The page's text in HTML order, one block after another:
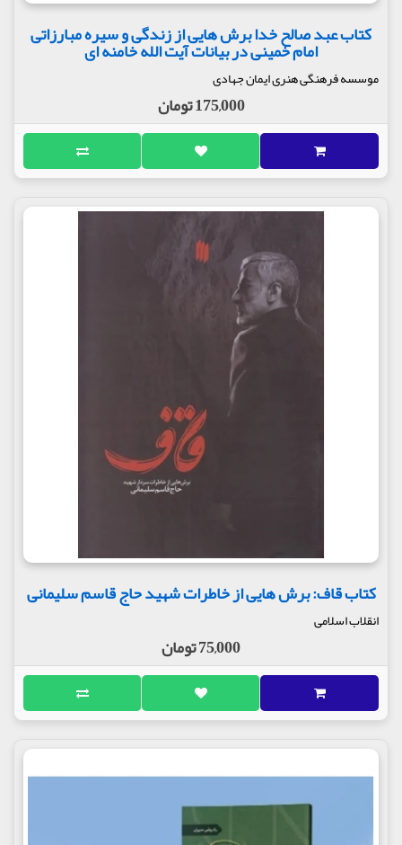
کتاب عبد صالح خدا برش هایی از زندگی و سیره مبارزاتی
امام خمینی در بیانات آیت الله خامنه ای
موسسه فرهنگی هنری ایمان جهادی
175,000 تومان
کتاب قاف: برش هایی از خاطرات شهید حاج قاسم سلیمانی
انقلاب اسلامی
75,000 تومان